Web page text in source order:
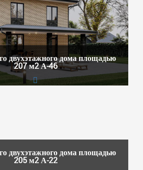
двухэтажного дома площадью
207 м2 А-46
двухэтажного дома площадью
205 м2 А-22